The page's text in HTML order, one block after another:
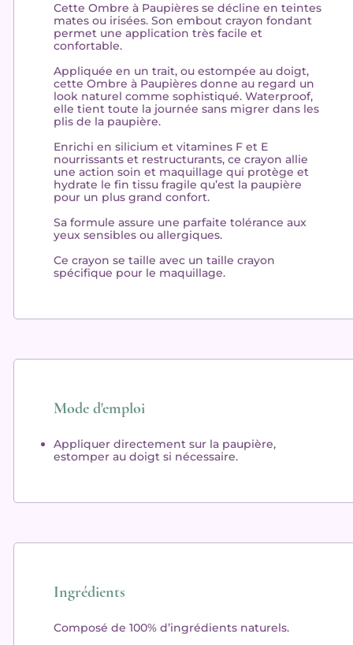
Cette Ombre à Paupières se décline enteintes
mates ou irisées. Sonembout crayon fondant
permet uneapplication très facileet
confortable.
Appliquée en un trait, ou estompée au doigt,
cette Ombre à Paupières donne au regard un
look naturel comme sophistiqué. Waterproof,
elletient toute la journée sans migrer dans les
plis de la paupière.
Enrichi en silicium et vitamines F et E
nourrissants et restructurants, ce crayon allie
une action soin et maquillage qui protège et
hydrate le fin tissu fragile qu’est la paupière
pour un plus grand confort.
Sa formule assure une parfaite toléranceaux
yeux sensibles ou allergiques.
Ce crayon se taille avec untaille crayon
spécifique pour le maquillage.
Mode d'emploi
Appliquer directement sur la paupière,
estomper au doigt si nécessaire.
Ingrédients
Composé de 100% d’ingrédients naturels.